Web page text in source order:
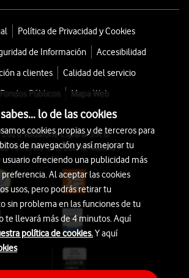
Política de Privacidad y Cookies
de Información
Accesibilidad
a clientes
Calidad del servicio
Fondos Públicos
Mapa Web
Vodafone España S.A.U.
América 115, 28042 Madrid
sabes... lo de las cookies
cookies propias y de terceros para
de navegación y así mejorar tu
ofreciendo una publicidad más
Al aceptar las cookies
usos, pero podrás retirar tu
sin problema en las funciones de tu
te llevará más de 4 minutos. Aquí
política de cookies.Y aquí